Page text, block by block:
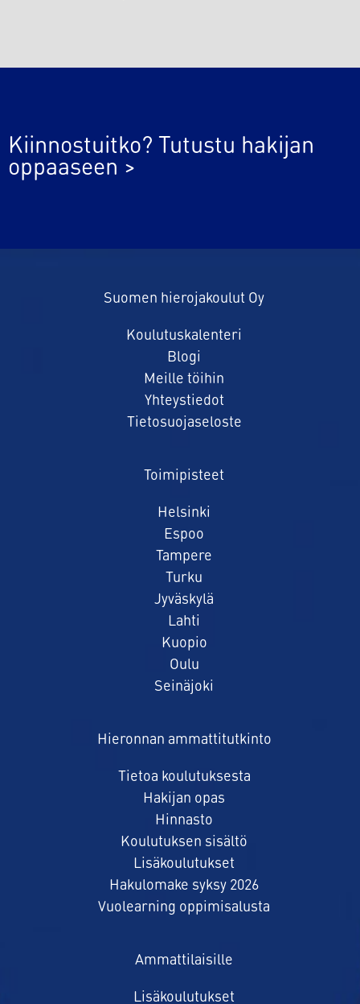
Kiinnostuitko? Tutustu hakijan
oppaaseen >
Suomen hierojakoulut Oy
Koulutuskalenteri
Blogi
Meille töihin
Yhteystiedot
Tietosuojaseloste
Toimipisteet
Helsinki
Espoo
Tampere
Turku
Jyväskylä
Lahti
Kuopio
Oulu
Seinäjoki
Hieronnan ammattitutkinto
Tietoa koulutuksesta
Hakijan opas
Hinnasto
Koulutuksen sisältö
Lisäkoulutukset
Hakulomake syksy 2026
Vuolearning oppimisalusta
Ammattilaisille
Lisäkoulutukset